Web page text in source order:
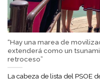
“Hay una marea de
extenderá como un
retroceso”
La cabeza de lista del PSOE